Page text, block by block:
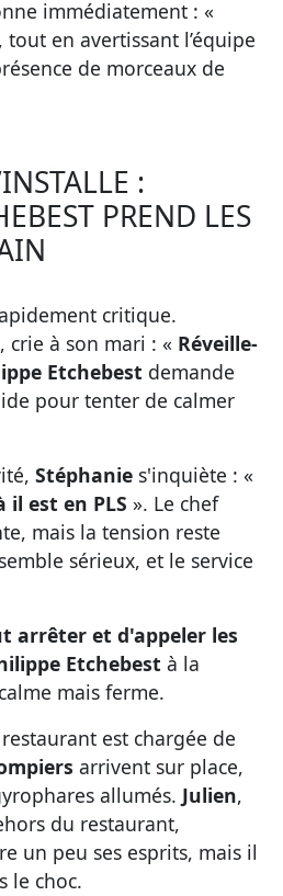
immédiatement : «
tout en avertissant l’équipe
de morceaux de
:
PREND LES
critique.
crie à son mari : « Réveille-
Etchebest demande
pour tenter de calmer
Stéphanie s'inquiète : «
est en PLS ». Le chef
mais la tension reste
sérieux, et le service
arrêter et d'appeler les
Etchebest à la
mais ferme.
est chargée de
arrivent sur place,
allumés. Julien,
du restaurant,
un peu ses esprits, mais il
le choc.